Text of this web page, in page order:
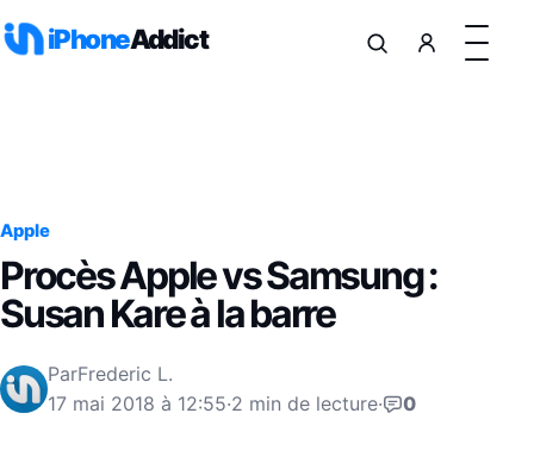
iPhoneAddict
Apple
Procès Apple vs Samsung :
Susan Kare à la barre
ParFrederic L.
17 mai 2018 à 12:55·2 min de lecture· 0